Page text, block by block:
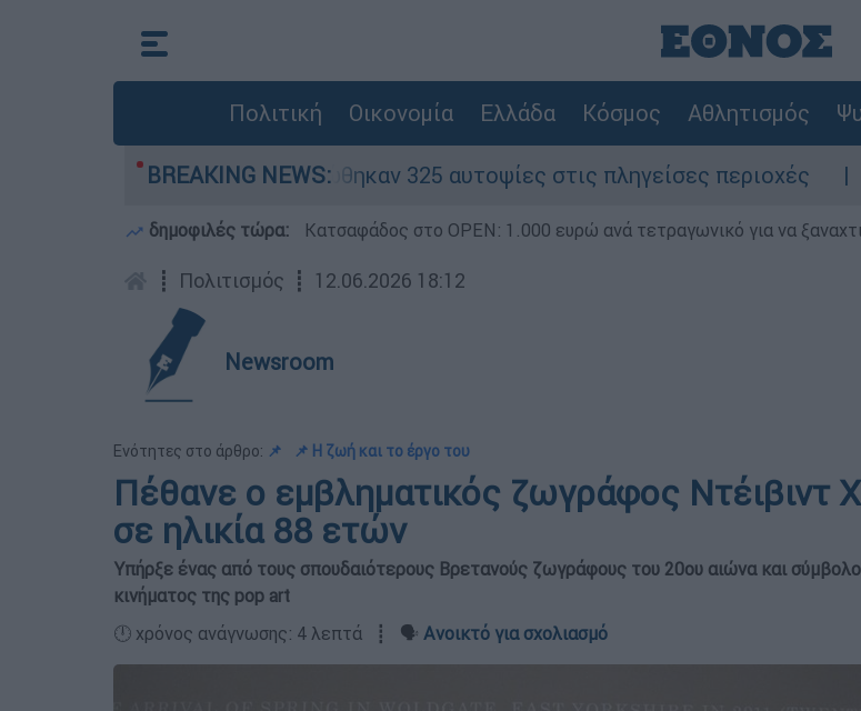
Πολιτική Οικονομία Ελλάδα Κόσμος Αθλητισμός
BREAKING NEWS:
- Ολοκληρώθηκαν 325 αυτοψίες στις πληγείσες περιοχές Η πρώτη
δημοφιλές τώρα: Κατσαφάδος στο OPEN: 1.000 ευρώ ανά τετραγωνικό για να
┋ Πολιτισμός ┋ 12.06.2026 18:12
Newsroom
Ενότητες στο άρθρο: 📌 📌 Η ζωή και το έργο του
Πέθανε ο εμβληματικός ζωγράφος Ντέιβιντ
σε ηλικία 88 ετών
Υπήρξε ένας από τους σπουδαιότερους Βρετανούς ζωγράφους του 20ου αιώνα και
κινήματος της pop art
🕛 χρόνος ανάγνωσης: 4 λεπτά ┋ 🗣️ Ανοικτό για σχολιασμό